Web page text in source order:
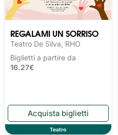
REGALAMI UN SORRISO
Teatro De Silva, RHO
Biglietti a partire da
16.27€
Teatro